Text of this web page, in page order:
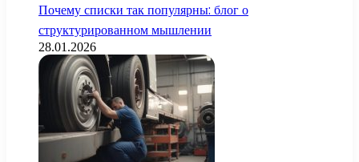
Почему списки так популярны: блог о
структурированном мышлении
28.01.2026